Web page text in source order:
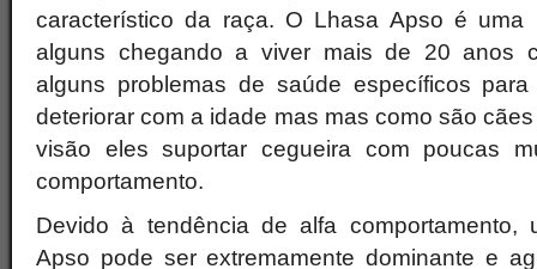
característico da raça. O Lhasa Apso é
alguns chegando a viver mais de 20 anos
alguns problemas de saúde específicos
deteriorar com a idade mas mas como são
visão eles suportar cegueira com poucas
comportamento.
Devido à tendência de alfa comportamento,
Apso pode ser extremamente dominante e